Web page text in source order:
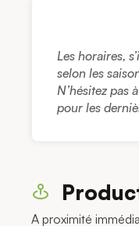
Les horaires,
selon les
N’hésitez pas
pour les
A proximité